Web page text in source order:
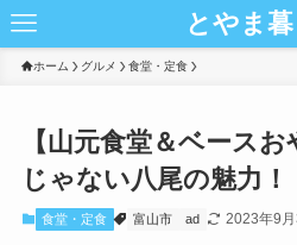
とやま
ホーム グルメ 食堂・定食
【山元食堂＆ベース
じゃない八尾の魅力！
食堂・定食 富山市 ad 2023年9月